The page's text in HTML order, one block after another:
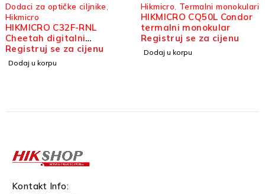
Dodaci za optičke ciljnike
Hikmicro
HIKMICRO C32F-RNL
Cheetah digitalni
dodatak za optički ciljnik
Registruj se za cijenu
Dodaj u korpu
Hikmicro Termalni monokulari
HIKMICRO CQ50L Condor
termalni monokular
Registruj se za cijenu
Dodaj u korpu
Kontakt Info: